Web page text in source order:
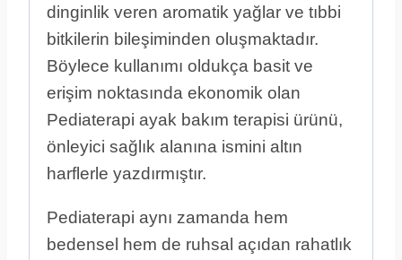
dinginlik veren aromatik yağlar ve tıbbi
bitkilerin bileşiminden oluşmaktadır.
Böylece kullanımı oldukça basit ve
erişim noktasında ekonomik olan
Pediaterapi ayak bakım terapisi ürünü,
önleyici sağlık alanına ismini altın
harflerle yazdırmıştır.
Pediaterapi aynı zamanda hem
bedensel hem de ruhsal açıdan rahatlık